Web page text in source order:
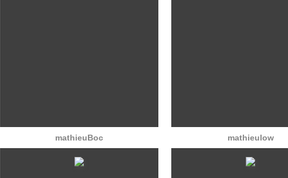
mathieuBoc mathieulow